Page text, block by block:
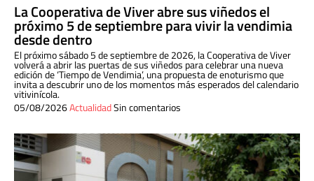
La Cooperativa de Viver abre sus viñedos el
próximo 5 de septiembre para vivir la vendimia
desde dentro
El próximo sábado 5 de septiembre de 2026, la Cooperativa de Viver
volverá a abrir las puertas de sus viñedos para celebrar una nueva
edición de ‘Tiempo de Vendimia’, una propuesta de enoturismo que
invita a descubrir uno de los momentos más esperados del calendario
vitivinícola.
05/08/2026ActualidadSin comentarios